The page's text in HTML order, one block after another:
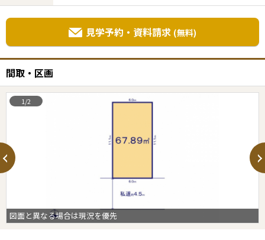
見学予約・資料請求 (無料)
間取・区画
図面と異なる場合は現況を優先
1/2